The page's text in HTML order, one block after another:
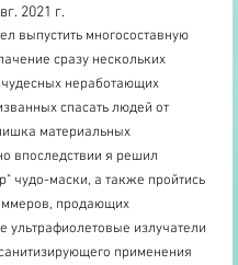
2021 г.
выпустить многосоставную
сразу нескольких
неработающих
спасать людей от
материальных
впоследствии я решил
чудо-маски, а также пройтись
продающих
ультрафиолетовые излучатели
применения